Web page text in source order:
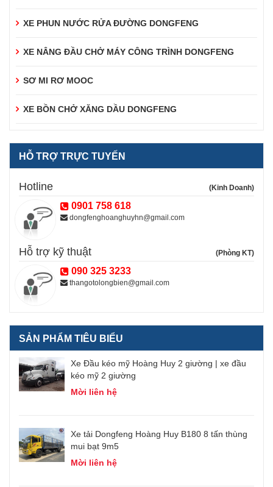
XE PHUN NƯỚC RỬA ĐƯỜNG DONGFENG
XE NÂNG ĐẦU CHỞ MÁY CÔNG TRÌNH DONGFENG
SƠ MI RƠ MOOC
XE BỒN CHỞ XĂNG DẦU DONGFENG
HỖ TRỢ TRỰC TUYẾN
Hotline (Kinh Doanh)
0901 758 618
dongfenghoanghuyhn@gmail.com
Hỗ trợ kỹ thuật (Phòng KT)
090 325 3233
thangotolongbien@gmail.com
SẢN PHẨM TIÊU BIỂU
Xe Đầu kéo mỹ Hoàng Huy 2 giường | xe đầu
kéo mỹ 2 giường
Mời liên hệ
Xe tải Dongfeng Hoàng Huy B180 8 tấn thùng
mui bạt 9m5
Mời liên hệ